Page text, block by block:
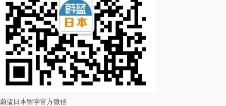
蔚蓝日本留学官方微信